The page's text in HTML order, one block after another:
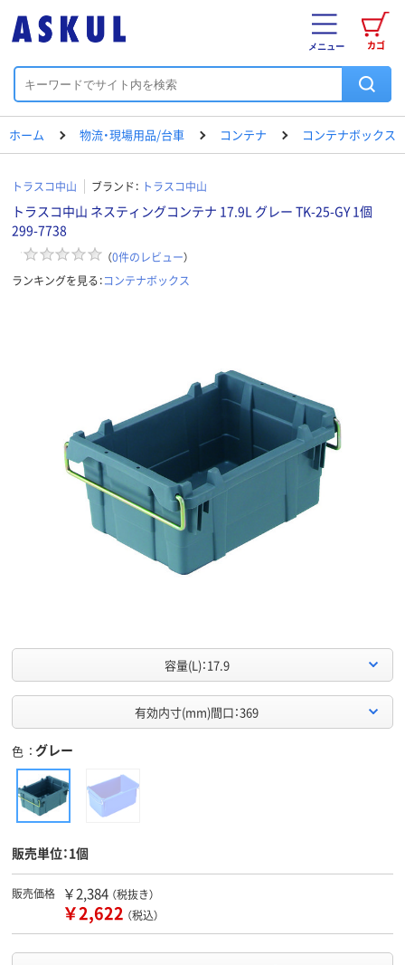
カゴ
メニュー
ホーム 物流・現場用品/台車 コンテナ コンテナボックス
トラスコ中山 ブランド： トラスコ中山
トラスコ中山 ネスティングコンテナ 17.9L グレー TK-25-GY 1個
299-7738
（0件のレビュー）
ランキングを見る：コンテナボックス
容量(L)：17.9
有効内寸(mm)間口：369
色 グレー
販売単位：1個
販売価格 ￥2,384 （税抜き）
￥2,622 （税込）